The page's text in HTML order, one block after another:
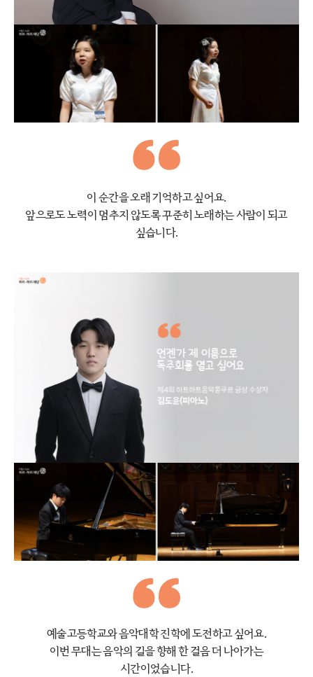
이 순간을 오래 기억하고 싶어요.
앞으로도 노력이 멈추지 않도록꾸준히 노래하는 사람이 되고
싶습니다.
예술고등학교와 음악대학 진학에 도전하고 싶어요.
이번 무대는 음악의 길을 향해한 걸음 더 나아가는
시간이었습니다.